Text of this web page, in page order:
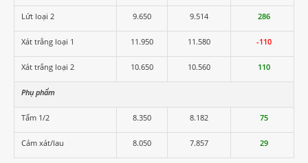
Lứt loại 2 9.650 9.514 286
Xát trắng loại 1 11.950 11.580 -110
Xát trắng loại 2 10.650 10.560 110
Phụ phẩm
Tấm 1/2 8.350 8.182 75
Cám xát/lau 8.050 7.857 29